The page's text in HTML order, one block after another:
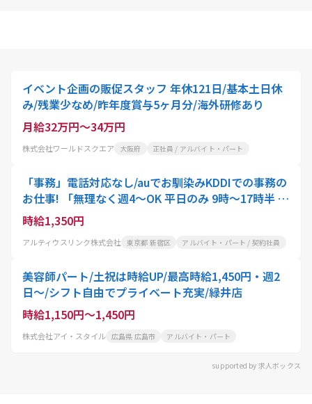
イベント企画の販促スタッフ 年休121日/基本土日休
み/残業少なめ/昨年度賞与5ヶ月分/海外研修あり
月給32万円～34万円
株式会社ワールドスクエア 大阪府 正社員 / アルバイト・パート
「事務」電話対応なし/auでお馴染みKDDIでの事務の
お仕事! 「無理なく週4～OK 平日のみ 9時～17時半 残
業ほぼナシ!」
時給1,350円
アルティウスリンク株式会社 東京都 新宿区 アルバイト・パート / 契約社員
美容師パート/土祝は時給UP/最高時給1,450円・週2
日〜/シフト自由でプライベート充実/緑井店
時給1,150円～1,450円
株式会社アイ・スタイル 広島県 広島市 アルバイト・パート
supported by 求人ボックス